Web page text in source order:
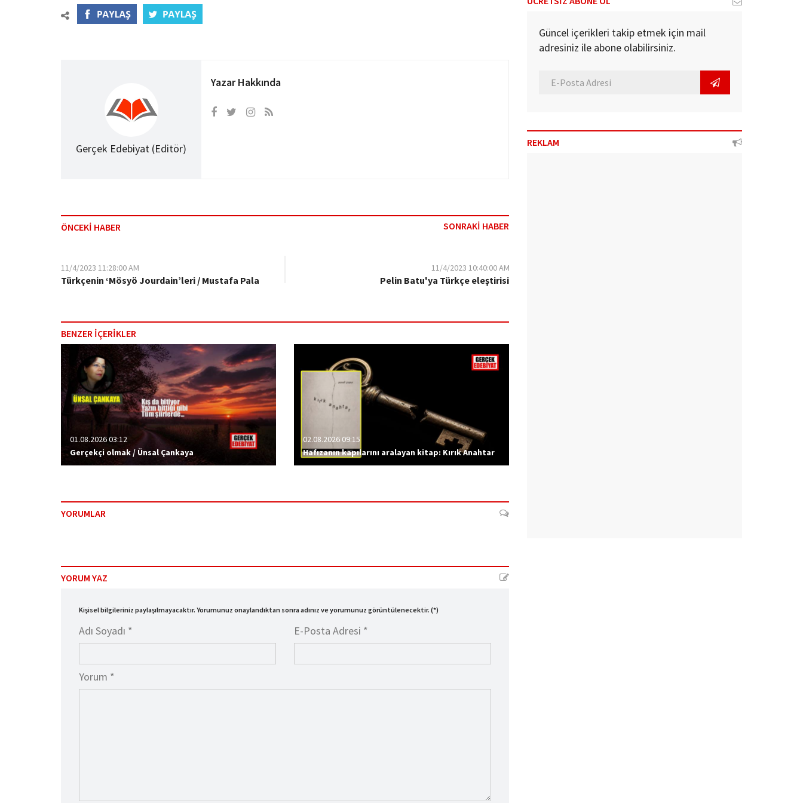
Gerçek Edebiyat (Editör)
Yazar Hakkında
ÖNCEKİ HABER SONRAKİ HABER
11/4/2023 11:28:00 AM
Türkçenin ‘Mösyö Jourdain’leri / Mustafa Pala
11/4/2023 10:40:00 AM
Pelin Batu'ya Türkçe eleştirisi
BENZER İÇERİKLER
01.08.2026 03:12
Gerçekçi olmak / Ünsal Çankaya
02.08.2026 09:15
Hafızanın kapılarını aralayan kitap: Kırık Anahtar
YORUMLAR
YORUM YAZ
Kişisel bilgileriniz paylaşılmayacaktır. Yorumunuz onaylandıktan sonra adınız ve yorumunuz görüntülenecektir. (*)
Adı Soyadı * E-Posta Adresi *
Yorum *
Güncel içerikleri takip etmek için mail
adresiniz ile abone olabilirsiniz.
REKLAM